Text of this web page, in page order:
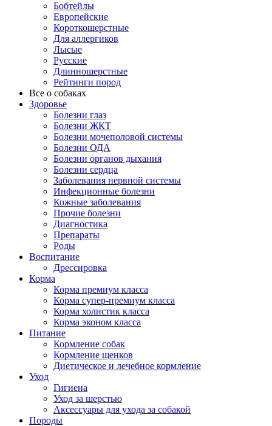
Бобтейлы
Европейские
Короткошерстные
Для аллергиков
Лысые
Русские
Длинношерстные
Рейтинги пород
Все о собаках
Здоровье
Болезни глаз
Болезни ЖКТ
Болезни мочеполовой системы
Болезни ОДА
Болезни органов дыхания
Болезни сердца
Заболевания нервной системы
Инфекционные болезни
Кожные заболевания
Прочие болезни
Диагностика
Препараты
Роды
Воспитание
Дрессировка
Корма
Корма премиум класса
Корма супер-премиум класса
Корма холистик класса
Корма эконом класса
Питание
Кормление собак
Кормление щенков
Диетическое и лечебное кормление
Уход
Гигиена
Уход за шерстью
Аксессуары для ухода за собакой
Породы